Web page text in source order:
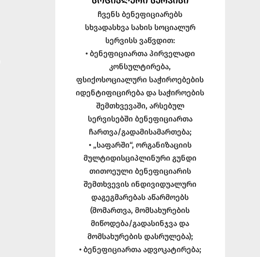
ჩვენს ბენეფიციარებს
სხვადასხვა სახის სოციალურ
სერვისს ვაწვდით:
• ბენეფიციართა პირველადი
კონსულტირება,
ფსიქოსოციალური საჭიროებების
იდენტიფიცირება და საჭიროების
შემთხვევაში, არსებულ
სერვისებში ბენეფიციართა
ჩართვა/გადამისამართება;
• „საფარში“, ორგანიზაციის
მულტიდისციპლინური გუნდი
თითოეული ბენეფიციარის
შემთხვევის ინდივიდუალური
დაგეგმარებას აწარმოებს
(მომართვა, მომსახურების
მიწოდება/გადასინჯვა და
მომსახურების დასრულება);
• ბენეფიციართა ადვოკატირება;